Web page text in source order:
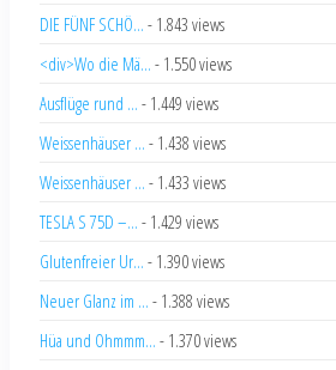
DIE FÜNF SCHÖ... - 1.843 views
<div>Wo die Mä... - 1.550 views
Ausflüge rund ... - 1.449 views
Weissenhäuser ... - 1.438 views
Weissenhäuser ... - 1.433 views
TESLA S 75D –... - 1.429 views
Glutenfreier Ur... - 1.390 views
Neuer Glanz im ... - 1.388 views
Hüa und Ohmmm... - 1.370 views